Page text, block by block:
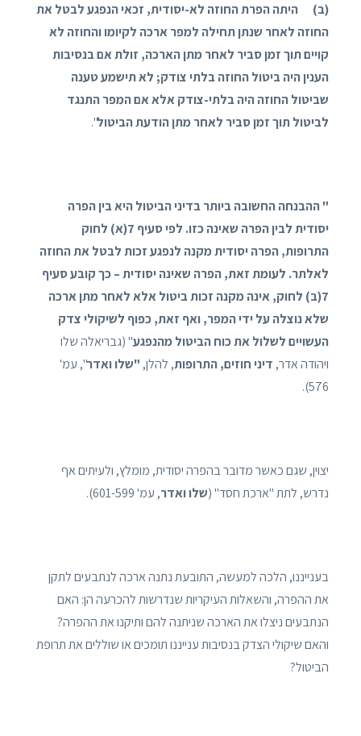
(ב) היתה הפרת החוזה לא-יסודית, זכאי הנפגע לבטל את
החוזה לאחר שנתן תחילה למפר ארכה לקיומו והחוזה לא
קויים תוך זמן סביר לאחר מתן הארכה, זולת אם בנסיבות
הענין היה ביטול החוזה בלתי צודק; לא תישמע טענה
שביטול החוזה היה בלתי-צודק אלא אם המפר התנגד
לביטול תוך זמן סביר לאחר מתן הודעת הביטול".
" ההבנחה החשובה ביותר בדיני הביטול היא בין הפרה
יסודית לבין הפרה שאינה כזו. לפי סעיף 7(א) לחוק
התרופות, הפרה יסודית מקנה לנפגע זכות לבטל את החוזה
לאלתר. לעומת זאת, הפרה שאינה יסודית – כך קובע סעיף
7(ב) לחוק, אינה מקנה זכות ביטול אלא לאחר מתן ארכה
שלא נוצלה על ידי המפר, ואף זאת, כפוף לשיקולי צדק
העשויים לשלול את כוח הביטול מהנפגע" (גבריאלה שלו
ויהודה אדר, דיני חוזים, התרופות, להלן, "שלו ואדר", עמ'
576).
יצוין, שגם כאשר מדובר בהפרה יסודית, מומלץ, ולעיתים אף
נדרש, לתת "ארכת חסד" (שלו ואדר, עמ' 601-599).
בענייננו, הלכה למעשה, התובעת נתנה ארכה לנתבעים לתקן
את ההפרה, והשאלות העיקריות שנדרשות להכרעה הן: האם
הנתבעים ניצלו את הארכה שניתנה להם ותיקנו את ההפרה?
והאם שיקולי הצדק בנסיבות ענייננו תומכים או שוללים את תרופת
הביטול?